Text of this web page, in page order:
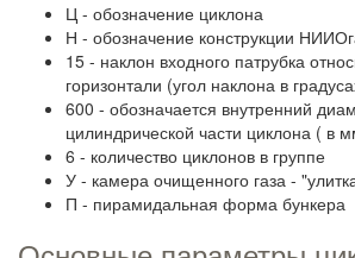
Ц - обозначение циклона
Н - обозначение конструкции
15 - наклон входного патрубка
горизонтали (угол наклона в
600 - обозначается внутренний
цилиндрической части циклона ( в
6 - количество циклонов в группе
У - камера очищенного газа -
П - пирамидальная форма бункера